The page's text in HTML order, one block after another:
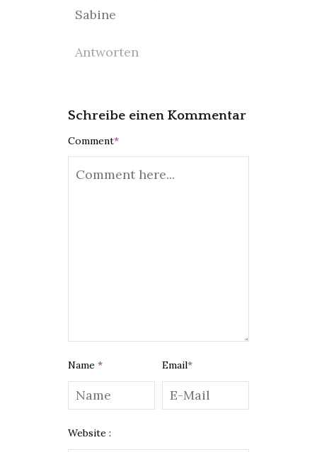
Sabine
Antworten
Schreibe einen Kommentar
Comment*
Name * Email*
Website :